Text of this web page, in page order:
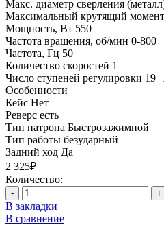
Макс. диаметр сверления
Максимальный крутящий
Мощность, Вт 550
Частота вращения, об/мин 0-800
Частота, Гц 50
Количество скоростей 1
Число ступеней регулировки
Особенности
Кейс Нет
Реверс есть
Тип патрона Быстрозажимной
Тип работы безударный
Задний ход Да
2 325₽
Количество:
- +
В закладки
В сравнение